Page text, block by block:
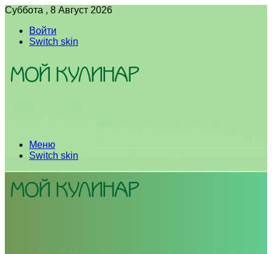
Суббота , 8 Август 2026
Войти
Switch skin
Меню
Switch skin